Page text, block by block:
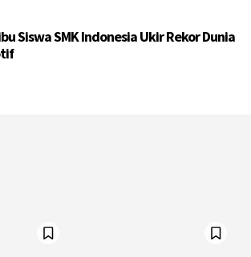
Siswa SMK Indonesia Ukir Rekor Dunia